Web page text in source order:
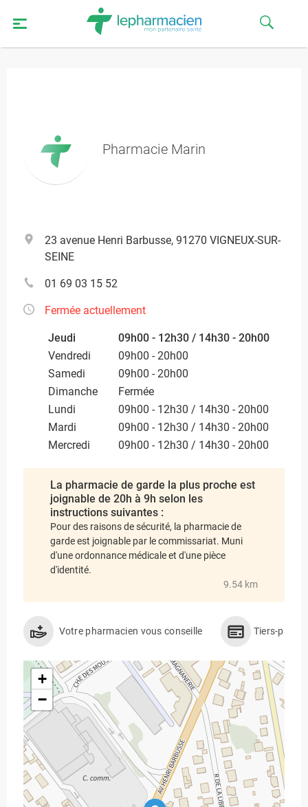
Pharmacie Marin
23 avenue Henri Barbusse, 91270 VIGNEUX-SUR-
SEINE
01 69 03 15 52
Fermée actuellement
Jeudi
09h00 - 12h30 / 14h30 - 20h00
Vendredi
09h00 - 20h00
Samedi
09h00 - 20h00
Dimanche
Fermée
Lundi
09h00 - 12h30 / 14h30 - 20h00
Mardi
09h00 - 12h30 / 14h30 - 20h00
Mercredi
09h00 - 12h30 / 14h30 - 20h00
La pharmacie de garde la plus proche est
joignable de 20h à 9h selon les
instructions suivantes :
Pour des raisons de sécurité, la pharmacie de
garde est joignable par le commissariat. Muni
d'une ordonnance médicale et d'une pièce
d'identité.
9.54 km
Votre pharmacien vous conseille Tiers-
+
−